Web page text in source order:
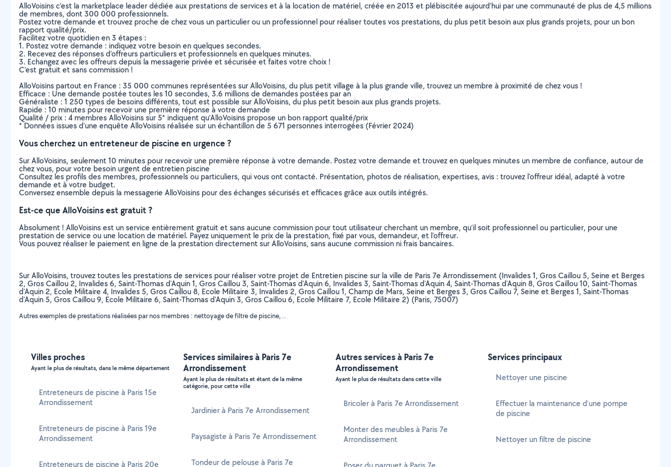
AlloVoisins c’est la marketplace leader dédiée aux prestations de services et à la location de matériel, créée en 2013 et plébiscitée aujourd’hui par une communauté de plus de 4,5 millions
de membres, dont 300 000 professionnels.
Postez votre demande et trouvez proche de chez vous un particulier ou un professionnel pour réaliser toutes vos prestations, du plus petit besoin aux plus grands projets, pour un bon
rapport qualité/prix.
Facilitez votre quotidien en 3 étapes :
1. Postez votre demande : indiquez votre besoin en quelques secondes.
2. Recevez des réponses d’offreurs particuliers et professionnels en quelques minutes.
3. Echangez avec les offreurs depuis la messagerie privée et sécurisée et faites votre choix !
C’est gratuit et sans commission !
AlloVoisins partout en France : 35 000 communes représentées sur AlloVoisins, du plus petit village à la plus grande ville, trouvez un membre à proximité de chez vous !
Efficace : Une demande postée toutes les 10 secondes, 3.6 millions de demandes postées par an
Généraliste : 1 250 types de besoins différents, tout est possible sur AlloVoisins, du plus petit besoin aux plus grands projets.
Rapide : 10 minutes pour recevoir une première réponse à votre demande
Qualité / prix : 4 membres AlloVoisins sur 5* indiquent qu’AlloVoisins propose un bon rapport qualité/prix
* Données issues d’une enquête AlloVoisins réalisée sur un échantillon de 5 671 personnes interrogées (Février 2024)
Vous cherchez un entreteneur de piscine en urgence ?
Sur AlloVoisins, seulement 10 minutes pour recevoir une première réponse à votre demande. Postez votre demande et trouvez en quelques minutes un membre de confiance, autour de
chez vous, pour votre besoin urgent de entretien piscine
Consultez les profils des membres, professionnels ou particuliers, qui vous ont contacté. Présentation, photos de réalisation, expertises, avis : trouvez l'offreur idéal, adapté à votre
demande et à votre budget.
Conversez ensemble depuis la messagerie AlloVoisins pour des échanges sécurisés et efficaces grâce aux outils intégrés.
Est-ce que AlloVoisins est gratuit ?
Absolument ! AlloVoisins est un service entièrement gratuit et sans aucune commission pour tout utilisateur cherchant un membre, qu’il soit professionnel ou particulier, pour une
prestation de service ou une location de matériel. Payez uniquement le prix de la prestation, fixé par vous, demandeur, et l’offreur.
Vous pouvez réaliser le paiement en ligne de la prestation directement sur AlloVoisins, sans aucune commission ni frais bancaires.
Sur AlloVoisins, trouvez toutes les prestations de services pour réaliser votre projet de Entretien piscine sur la ville de Paris 7e Arrondissement (Invalides 1, Gros Caillou 5, Seine et Berges
2, Gros Caillou 2, Invalides 6, Saint-Thomas d'Aquin 1, Gros Caillou 3, Saint-Thomas d'Aquin 6, Invalides 3, Saint-Thomas d'Aquin 4, Saint-Thomas d'Aquin 8, Gros Caillou 10, Saint-Thomas
d'Aquin 2, Ecole Militaire 4, Invalides 5, Gros Caillou 8, Ecole Militaire 3, Invalides 2, Gros Caillou 1, Champ de Mars, Seine et Berges 3, Gros Caillou 7, Seine et Berges 1, Saint-Thomas
d'Aquin 5, Gros Caillou 9, Ecole Militaire 6, Saint-Thomas d'Aquin 3, Gros Caillou 6, Ecole Militaire 7, Ecole Militaire 2) (Paris, 75007)
Autres exemples de prestations réalisées par nos membres : nettoyage de filtre de piscine, ..
Villes proches
Ayant le plus de résultats, dans le même département
Entreteneurs de piscine à Paris 15e
Arrondissement
Entreteneurs de piscine à Paris 19e
Arrondissement
Entreteneurs de piscine à Paris 20e
Services similaires à Paris 7e
Arrondissement
Ayant le plus de résultats et étant de la même
catégorie, pour cette ville
Jardinier à Paris 7e Arrondissement
Paysagiste à Paris 7e Arrondissement
Tondeur de pelouse à Paris 7e
Autres services à Paris 7e
Arrondissement
Ayant le plus de résultats dans cette ville
Bricoler à Paris 7e Arrondissement
Monter des meubles à Paris 7e
Arrondissement
Services principaux
Nettoyer une piscine
Effectuer la maintenance d'une pompe
de piscine
Nettoyer un filtre de piscine